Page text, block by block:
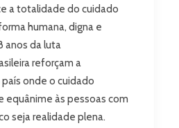
a totalidade do cuidado
humana, digna e
anos da luta
reforçam a
onde o cuidado
equânime às pessoas com
seja realidade plena.